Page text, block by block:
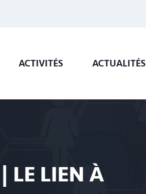
ACTIVITÉS ACTUALITÉS
LE LIEN À